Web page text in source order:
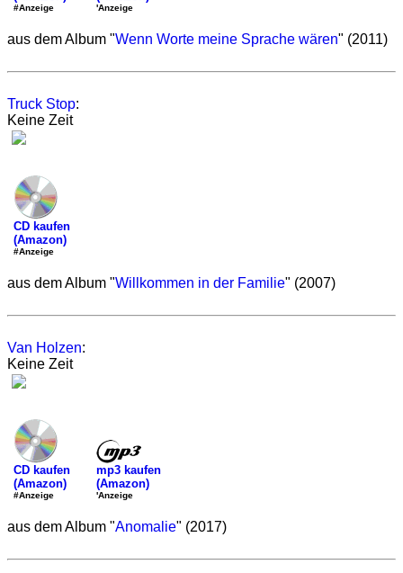
#Anzeige 'Anzeige
aus dem Album "Wenn Worte meine Sprache wären" (2011)
Truck Stop:
Keine Zeit
CD kaufen
(Amazon)
#Anzeige
aus dem Album "Willkommen in der Familie" (2007)
Van Holzen:
Keine Zeit
CD kaufen
(Amazon)
#Anzeige
mp3 kaufen
(Amazon)
'Anzeige
aus dem Album "Anomalie" (2017)